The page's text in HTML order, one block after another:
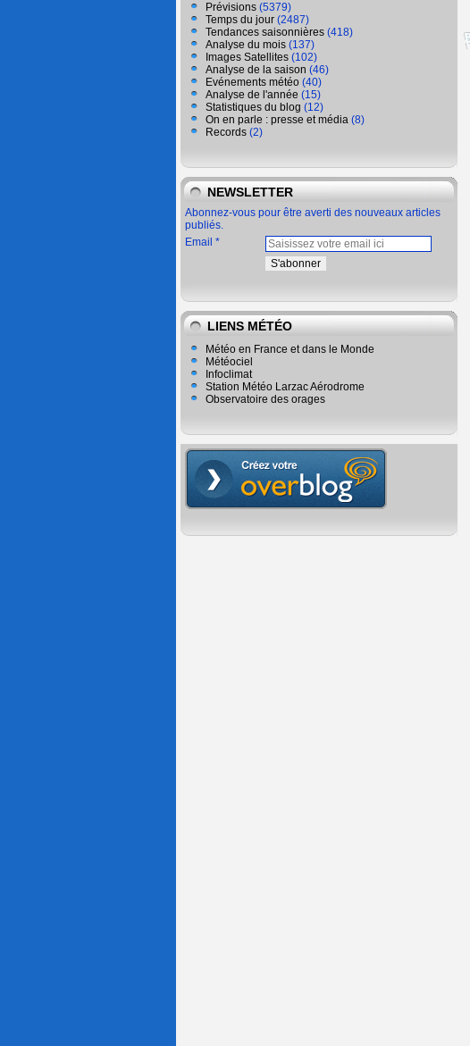
Prévisions (5379)
Temps du jour (2487)
Tendances saisonnières (418)
Analyse du mois (137)
Images Satellites (102)
Analyse de la saison (46)
Evénements météo (40)
Analyse de l'année (15)
Statistiques du blog (12)
On en parle : presse et média (8)
Records (2)
NEWSLETTER
Abonnez-vous pour être averti des nouveaux articles
publiés.
Email
LIENS MÉTÉO
Météo en France et dans le Monde
Météociel
Infoclimat
Station Météo Larzac Aérodrome
Observatoire des orages